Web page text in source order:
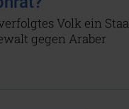
Volk ein
gegen Araber